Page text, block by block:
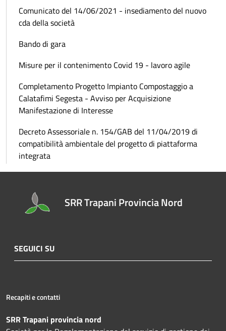
Comunicato del 14/06/2021 - insediamento del nuovo
cda della società
Bando di gara
Misure per il contenimento Covid 19 - lavoro agile
Completamento Progetto Impianto Compostaggio a
Calatafimi Segesta - Avviso per Acquisizione
Manifestazione di Interesse
Decreto Assessoriale n. 154/GAB del 11/04/2019 di
compatibilità ambientale del progetto di piattaforma
integrata
SRR Trapani Provincia Nord
SEGUICI SU
Recapiti e contatti
SRR Trapani provincia nord